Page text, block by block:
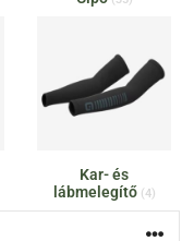
Kar- és
lábmelegítő (4)